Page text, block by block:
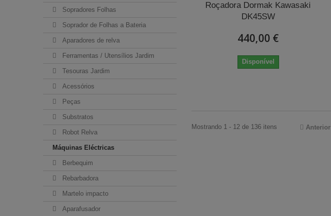
Sopradores Folhas
Soprador de Folhas a Bateria
Aparadores de relva
Ferramentas / Utensílios Jardim
Tesouras Jardim
Acessórios
Peças
Substratos
Robot Relva
Máquinas Eléctricas
Berbequim
Rebarbadora
Martelo impacto
Aparafusador
Roçadora Dormak Kawasaki
DK45SW
440,00 €
Disponível
Anterior
Mostrando 1 - 12 de 136 itens